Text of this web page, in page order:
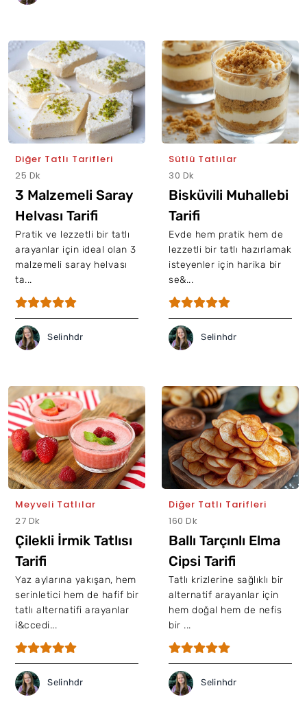
Diğer Tatlı Tarifleri
25 Dk
3 Malzemeli Saray
Helvası Tarifi
Pratik ve lezzetli bir tatlı
arayanlar için ideal olan 3
malzemeli saray helvası
ta...
Selinhdr
Sütlü Tatlılar
30 Dk
Bisküvili Muhallebi
Tarifi
Evde hem pratik hem de
lezzetli bir tatlı hazırlamak
isteyenler için harika bir
se&...
Selinhdr
Meyveli Tatlılar
27 Dk
Çilekli İrmik Tatlısı
Tarifi
Yaz aylarına yakışan, hem
serinletici hem de hafif bir
tatlı alternatifi arayanlar
i&ccedi...
Selinhdr
Diğer Tatlı Tarifleri
160 Dk
Ballı Tarçınlı Elma
Cipsi Tarifi
Tatlı krizlerine sağlıklı bir
alternatif arayanlar için
hem doğal hem de nefis
bir ...
Selinhdr